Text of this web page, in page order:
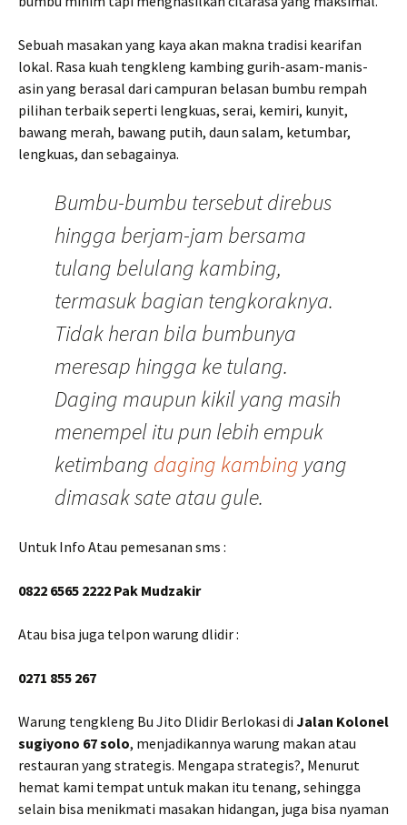
Sebuah masakan yang kaya akan makna tradisi kearifan
lokal. Rasa kuah tengkleng kambing gurih-asam-manis-
asin yang berasal dari campuran belasan bumbu rempah
pilihan terbaik seperti lengkuas, serai, kemiri, kunyit,
bawang merah, bawang putih, daun salam, ketumbar,
lengkuas, dan sebagainya.
Bumbu-bumbu tersebut direbus
hingga berjam-jam bersama
tulang belulang kambing,
termasuk bagian tengkoraknya.
Tidak heran bila bumbunya
meresap hingga ke tulang.
Daging maupun kikil yang masih
menempel itu pun lebih empuk
ketimbang daging kambing yang
dimasak sate atau gule.
Untuk Info Atau pemesanan sms :
0822 6565 2222 Pak Mudzakir
Atau bisa juga telpon warung dlidir :
0271 855 267
Warung tengkleng Bu Jito Dlidir Berlokasi di Jalan Kolonel
sugiyono 67 solo, menjadikannya warung makan atau
restauran yang strategis. Mengapa strategis?, Menurut
hemat kami tempat untuk makan itu tenang, sehingga
selain bisa menikmati masakan hidangan, juga bisa nyaman